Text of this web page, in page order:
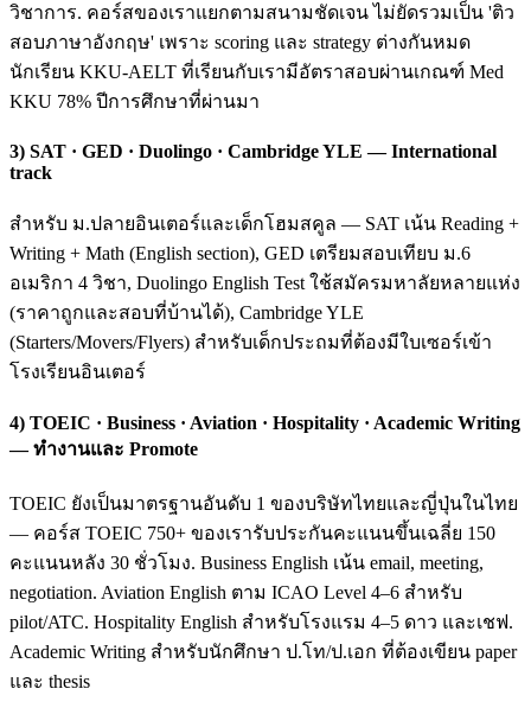
วิชาการ. คอร์สของเราแยกตามสนามชัดเจน ไม่ยัดรวมเป็น 'ติว
สอบภาษาอังกฤษ' เพราะ scoring และ strategy ต่างกันหมด
นักเรียน KKU-AELT ที่เรียนกับเรามีอัตราสอบผ่านเกณฑ์ Med
KKU 78% ปีการศึกษาที่ผ่านมา
3) SAT · GED · Duolingo · Cambridge YLE — International
track
สำหรับ ม.ปลายอินเตอร์และเด็กโฮมสคูล — SAT เน้น Reading +
Writing + Math (English section), GED เตรียมสอบเทียบ ม.6
อเมริกา 4 วิชา, Duolingo English Test ใช้สมัครมหาลัยหลายแห่ง
(ราคาถูกและสอบที่บ้านได้), Cambridge YLE
(Starters/Movers/Flyers) สำหรับเด็กประถมที่ต้องมีใบเซอร์เข้า
โรงเรียนอินเตอร์
4) TOEIC · Business · Aviation · Hospitality · Academic Writing
— ทำงานและ Promote
TOEIC ยังเป็นมาตรฐานอันดับ 1 ของบริษัทไทยและญี่ปุ่นในไทย
— คอร์ส TOEIC 750+ ของเรารับประกันคะแนนขึ้นเฉลี่ย 150
คะแนนหลัง 30 ชั่วโมง. Business English เน้น email, meeting,
negotiation. Aviation English ตาม ICAO Level 4–6 สำหรับ
pilot/ATC. Hospitality English สำหรับโรงแรม 4–5 ดาว และเชฟ.
Academic Writing สำหรับนักศึกษา ป.โท/ป.เอก ที่ต้องเขียน paper
และ thesis